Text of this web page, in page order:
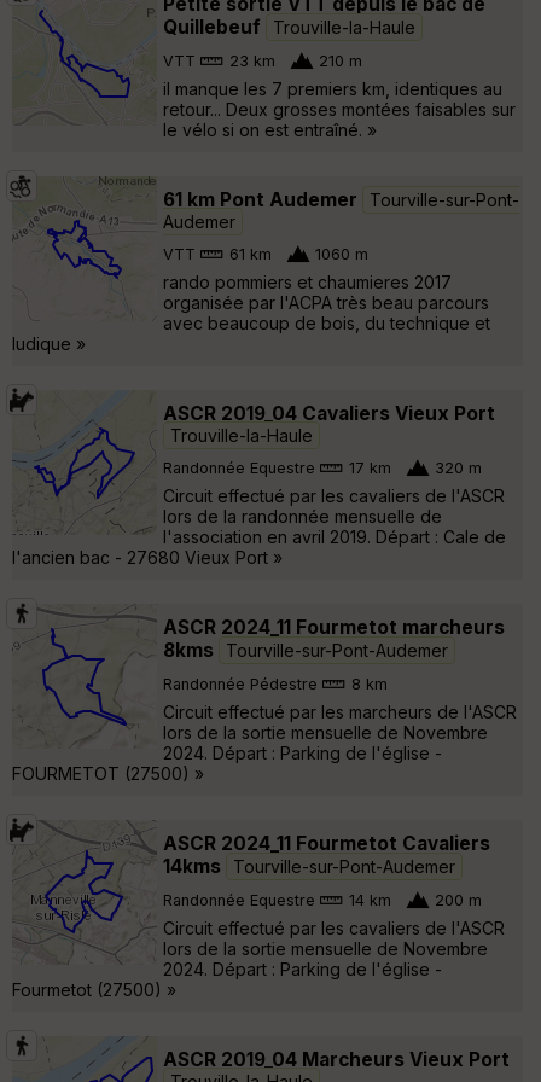
Quillebeuf
Trouville-la-Haule
VTT 23 km 210 m
il manque les 7 premiers km, identiques au
retour... Deux grosses montées faisables sur
le vélo si on est entraîné. »
61 km Pont Audemer
Tourville-sur-Pont-
Audemer
VTT 61 km 1060 m
rando pommiers et chaumieres 2017
organisée par l'ACPA très beau parcours
avec beaucoup de bois, du technique et
ludique »
ASCR 2019_04 Cavaliers Vieux Port
Trouville-la-Haule
Randonnée Equestre 17 km 320 m
Circuit effectué par les cavaliers de l'ASCR
lors de la randonnée mensuelle de
l'association en avril 2019. Départ : Cale de
l'ancien bac - 27680 Vieux Port »
ASCR 2024_11 Fourmetot marcheurs
8kms
Tourville-sur-Pont-Audemer
Randonnée Pédestre 8 km
Circuit effectué par les marcheurs de l'ASCR
lors de la sortie mensuelle de Novembre
2024. Départ : Parking de l'église -
FOURMETOT (27500) »
ASCR 2024_11 Fourmetot Cavaliers
14kms
Tourville-sur-Pont-Audemer
Randonnée Equestre 14 km 200 m
Circuit effectué par les cavaliers de l'ASCR
lors de la sortie mensuelle de Novembre
2024. Départ : Parking de l'église -
Fourmetot (27500) »
ASCR 2019_04 Marcheurs Vieux Port